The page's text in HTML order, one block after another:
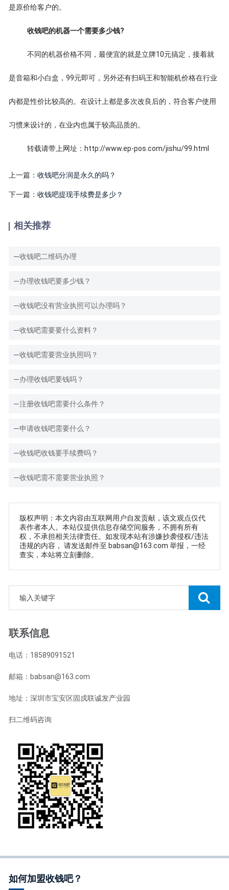
是原价给客户的。
收钱吧的机器一个需要多少钱?
不同的机器价格不同，最便宜的就是立牌10元搞定，接着就
是音箱和小白盒，99元即可，另外还有扫码王和智能机价格在行业
内都是性价比较高的。在设计上都是多次改良后的，符合客户使用
习惯来设计的，在业内也属于较高品质的。
转载请带上网址：http://www.ep-pos.com/jishu/99.html
上一篇：收钱吧分润是永久的吗？
下一篇：收钱吧提现手续费是多少？
相关推荐
收钱吧二维码办理
办理收钱吧要多少钱？
收钱吧没有营业执照可以办理吗？
收钱吧需要要什么资料？
收钱吧需要营业执照吗？
办理收钱吧要钱吗？
注册收钱吧需要什么条件？
申请收钱吧需要什么？
收钱吧收钱要手续费吗？
收钱吧需不需要营业执照？
版权声明：本文内容由互联网用户自发贡献，该文观点仅代
表作者本人。本站仅提供信息存储空间服务，不拥有所有
权，不承担相关法律责任。如发现本站有涉嫌抄袭侵权/违法
违规的内容， 请发送邮件至 babsan@163.com 举报，一经
查实，本站将立刻删除。
联系信息
电话：18589091521
邮箱：babsan@163.com
地址：深圳市宝安区固戍联诚发产业园
扫二维码咨询
如何加盟收钱吧？